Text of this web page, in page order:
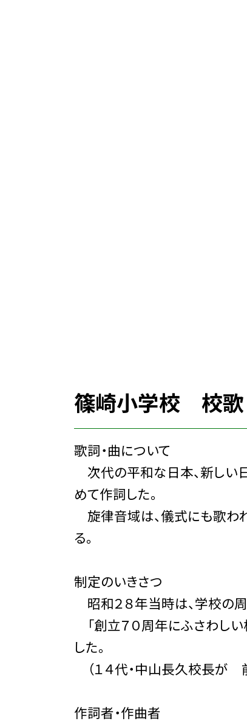
篠崎小学校
歌詞・曲について
次代の平和な日本、新しい
めて作詞した。
旋律音域は、儀式にも歌わ
る。
制定のいきさつ
昭和２８年当時は、学校の
「創立７０周年にふさわし
した。
（１４代・中山長久校長が
作詞者・作曲者